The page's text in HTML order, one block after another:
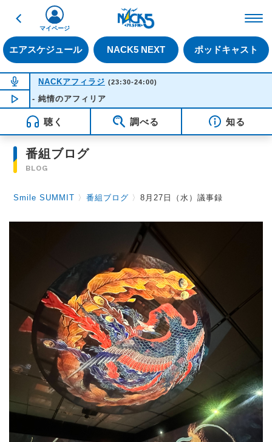
戻る
エアスケジュール NACK5 NEXT ポッドキャスト
マイページ
NOW ON AIR
NACKアフィラジ (23:30-24:00)
NOW PLAYING23:43
- 純情のアフィリア
聴く 調べる 知る
番組ブログ
BLOG
Smile SUMMIT 〉番組ブログ 〉8月27日（水）議事録